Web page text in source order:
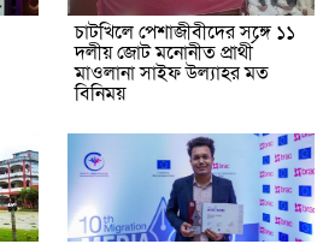
চাটখিলে পেশাজীবীদের সঙ্গে ১১
দলীয় জোট মনোনীত প্রার্থী
মাওলানা সাইফ উল্যাহর মত
বিনিময়